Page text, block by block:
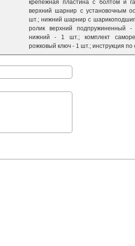
крепежная пластина с болтом и
верхний шарнир с установочным
шт.; нижний шарнир с
ролик верхний подпружиненный
нижний - 1 шт.; комплект
рожковый ключ - 1 шт.; инструкция по